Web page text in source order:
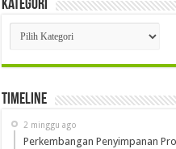
Kategori
Kategori
Timeline
2 minggu ago
Perkembangan Penyimpanan